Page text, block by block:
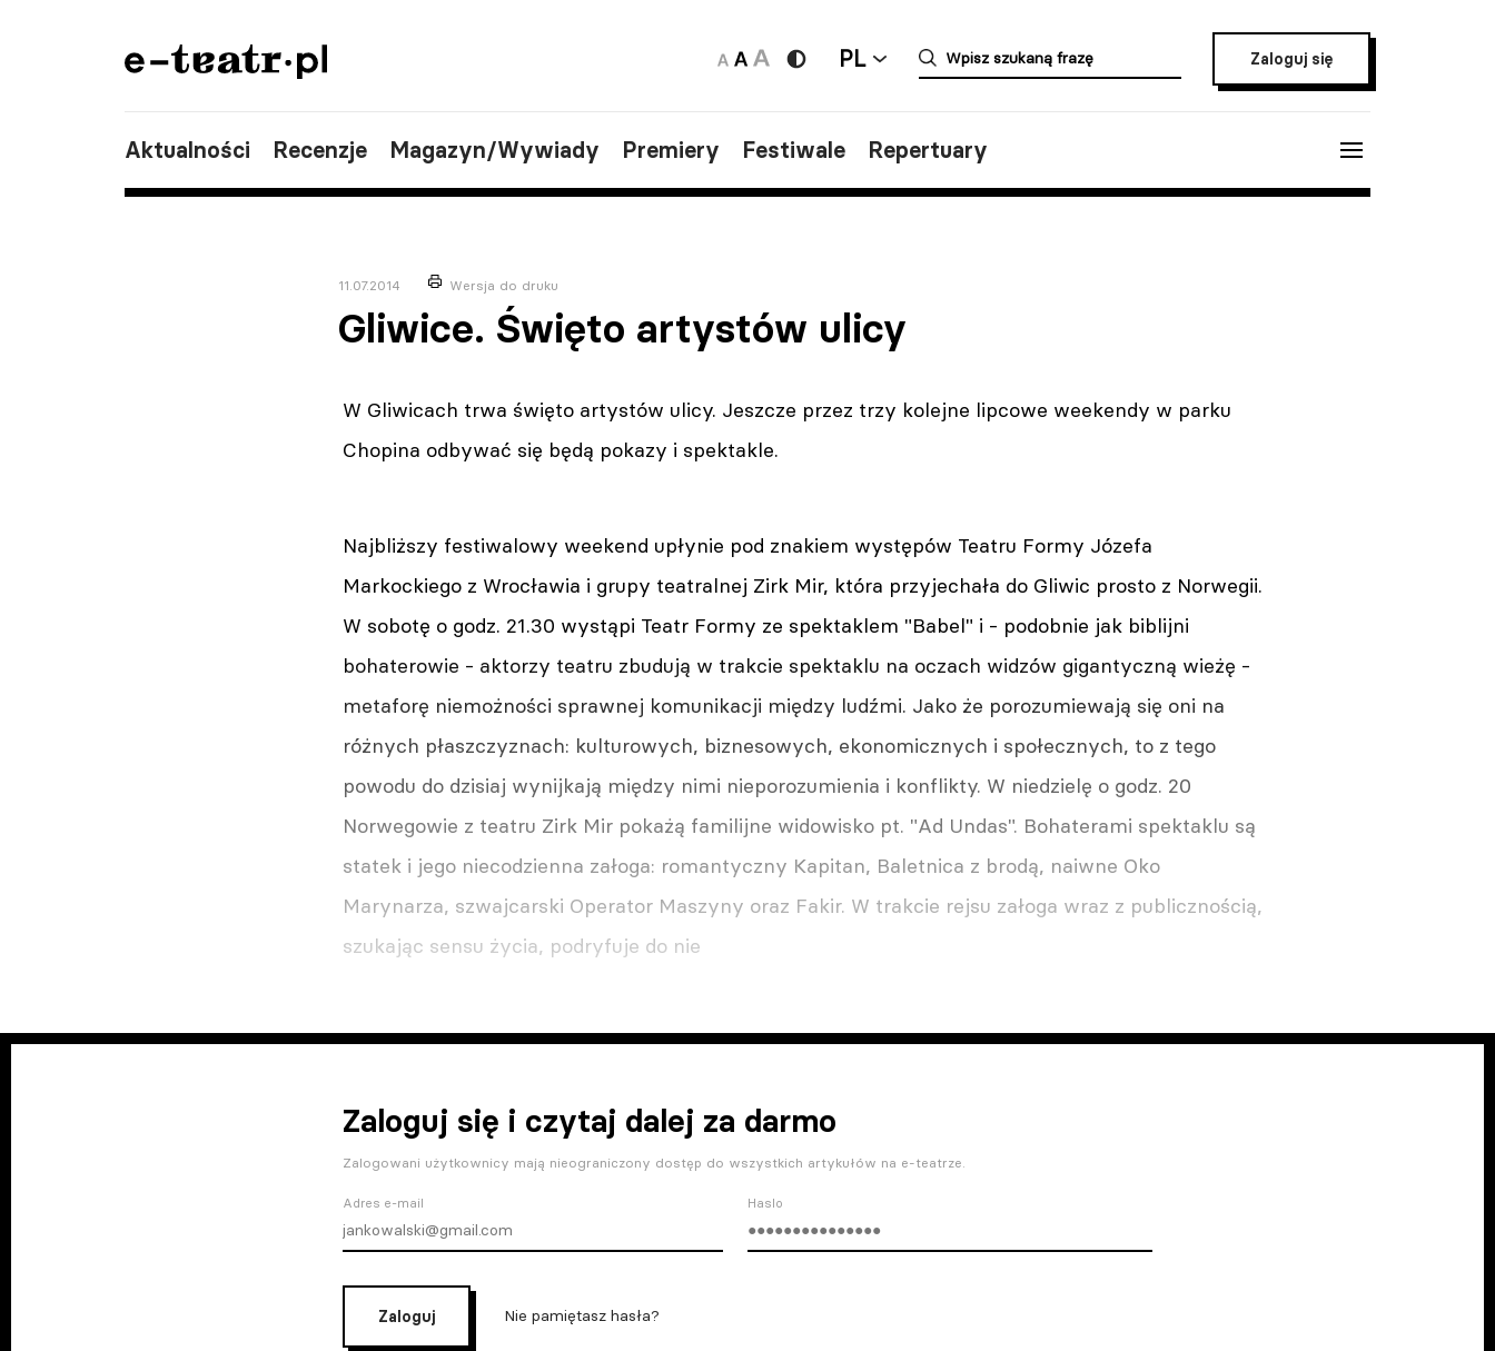
PL Zaloguj się
Aktualności Recenzje Magazyn/Wywiady Premiery Festiwale Repertuary
11.07.2014 Wersja do druku
Gliwice. Święto artystów ulicy
W Gliwicach trwa święto artystów ulicy. Jeszcze przez trzy kolejne lipcowe weekendy w parku
Chopina odbywać się będą pokazy i spektakle.
Najbliższy festiwalowy weekend upłynie pod znakiem występów Teatru Formy Józefa
Markockiego z Wrocławia i grupy teatralnej Zirk Mir, która przyjechała do Gliwic prosto z Norwegii.
W sobotę o godz. 21.30 wystąpi Teatr Formy ze spektaklem "Babel" i - podobnie jak biblijni
bohaterowie - aktorzy teatru zbudują w trakcie spektaklu na oczach widzów gigantyczną wieżę -
metaforę niemożności sprawnej komunikacji między ludźmi. Jako że porozumiewają się oni na
różnych płaszczyznach: kulturowych, biznesowych, ekonomicznych i społecznych, to z tego
powodu do dzisiaj wynijkają między nimi nieporozumienia i konflikty. W niedzielę o godz. 20
Norwegowie z teatru Zirk Mir pokażą familijne widowisko pt. "Ad Undas". Bohaterami spektaklu są
statek i jego niecodzienna załoga: romantyczny Kapitan, Baletnica z brodą, naiwne Oko
Marynarza, szwajcarski Operator Maszyny oraz Fakir. W trakcie rejsu załoga wraz z publicznością,
szukając sensu życia, podryfuje do nie
Zaloguj się i czytaj dalej za darmo
Zalogowani użytkownicy mają nieograniczony dostęp do wszystkich artykułów na e-teatrze.
Adres e-mail Haslo
Zaloguj Nie pamiętasz hasła?